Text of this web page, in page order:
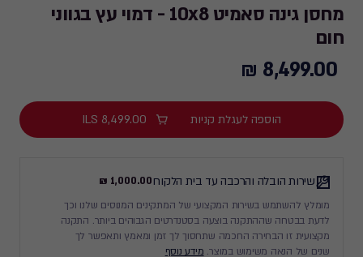
מחסן גינה סאמיט 10x8 - דמוי עץ בגווני
חום
8,499.00
8,499.00 ₪
הוספה לעגלת קניות ILS 8,499.00
שירות הובלה והרכבה עד בית הלקוח1,000.00 ₪
מומלץ להשתמש בשירות המקצועי של המתקינים המנוסים שלנו וכך
לדעת בבטחה שההתקנה בוצעה בסטנדרטים הגבוהים ביותר. התקנה
מקצועית זו הבחירה החכמה שתחסוך לך זמן ומאמץ ותאפשר לך
שנים של הנאה משימוש במוצר. מידע נוסף